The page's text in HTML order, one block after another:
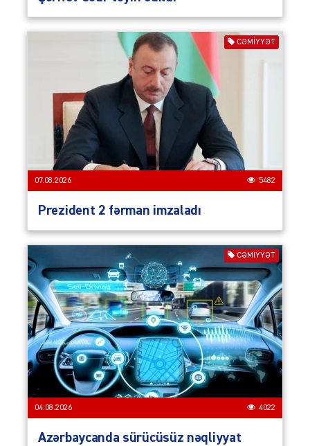
CƏMIYYƏT
07.08.2026 5482
Prezident 2 fərman imzaladı
CƏMIYYƏT
04.08.2026 4022
Azərbaycanda sürücüsüz nəqliyyat